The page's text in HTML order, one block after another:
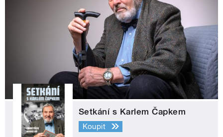
Setkání s Karlem Čapkem
Koupit